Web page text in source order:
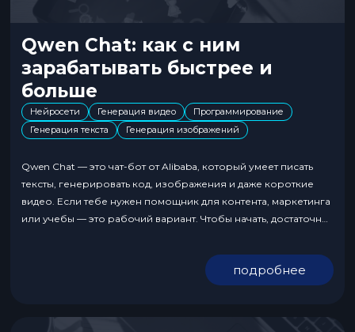
Qwen Chat: как с ним
зарабатывать быстрее и
больше
Нейросети Генерация видео
Программирование
Генерация текста
Генерация изображений
Qwen Chat — это чат-бот от Alibaba, который умеет писать
тексты, генерировать код, изображения и даже короткие
видео. Если тебе нужен помощник для контента, маркетинга
или учебы — это рабочий вариант. Чтобы начать, достаточно
первый диалог. В меню можно переключать модели,
включая расширенный режим. Qwen Chat: что это...
подробнее